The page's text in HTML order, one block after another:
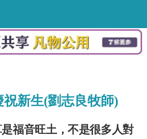
新生(劉志良牧師)
福音旺土，不是很多人對